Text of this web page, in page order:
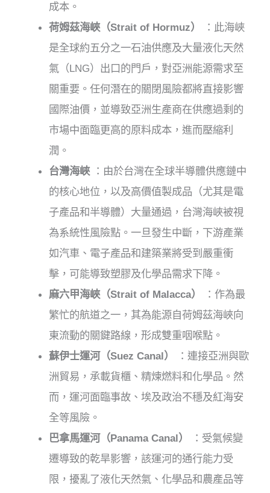
成本。
荷姆茲海峽（Strait of Hormuz）
：此海峽
是全球約五分之一石油供應及大量液化天然
氣（LNG）出口的門戶，對亞洲能源需求至
關重要。任何潛在的關閉風險都將直接影響
國際油價，並導致亞洲生產商在供應過剩的
市場中面臨更高的原料成本，進而壓縮利
潤。
台灣海峽 ：由於台灣在全球半導體供應鏈中
的核心地位，以及高價值製成品（尤其是電
子產品和半導體）大量通過，台灣海峽被視
為系統性風險點。一旦發生中斷，下游產業
如汽車、電子產品和建築業將受到嚴重衝
擊，可能導致塑膠及化學品需求下降。
麻六甲海峽（Strait of Malacca）
：作為最
繁忙的航道之一，其為能源自荷姆茲海峽向
東流動的關鍵路線，形成雙重咽喉點。
蘇伊士運河（Suez Canal）
：連接亞洲與歐
洲貿易，承載貨櫃、精煉燃料和化學品。然
而，運河面臨事故、埃及政治不穩及紅海安
全等風險。
巴拿馬運河（Panama Canal）
：受氣候變
遷導致的乾旱影響，該運河的通行能力受
限，擾亂了液化天然氣、化學品和農產品等